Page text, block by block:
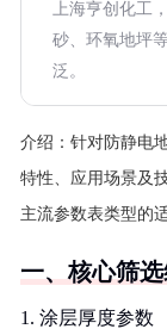
上海亨创化工
砂、环氧地坪
泛。
介绍： 针对防静电
特性、应用场景及
主流参数表类型的
一、核心筛
1. 涂层厚度参数